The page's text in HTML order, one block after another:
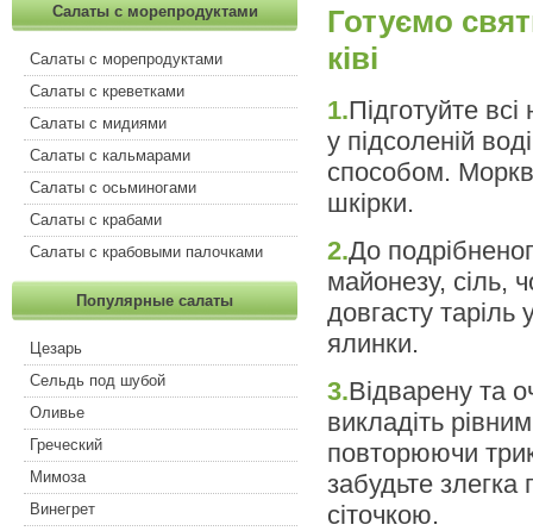
Салаты с морепродуктами
Салаты с морепродуктами
Салаты с креветками
Салаты с мидиями
Салаты с кальмарами
Салаты с осьминогами
Салаты с крабами
Салаты с крабовыми палочками
Популярные салаты
Цезарь
Сельдь под шубой
Оливье
Греческий
Мимоза
Винегрет
Готуємо
ківі
1.Підготуйте всі
у підсоленій
способом.
шкірки.
2.До
майонезу, сіль,
довгасту
ялинки.
3.Відварену та
викладіть
повторюючи
забудьте
сіточкою.